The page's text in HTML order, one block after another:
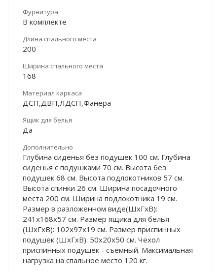
Фурнитура
В комплекте
Длина спального места
200
Ширина спального места
168
Материал каркаса
ДСП,ДВП,ЛДСП,Фанера
Ящик для белья
Да
Дополнительно
Глубина сиденья без подушек 100 см. Глубина
сиденья с подушками 70 см. Высота без
подушек 68 см. Высота подлокотников 57 см.
Высота спинки 26 см. Ширина посадочного
места 200 см. Ширина подлокотника 19 см.
Размер в разложенном виде(ШхГхВ):
241х168х57 см. Размер ящика для белья
(ШхГхВ): 102х97х19 см. Размер приспинных
подушек (ШхГхВ): 50х20х50 см. Чехол
приспинных подушек - съемный. Максимальная
нагрузка на спальное место 120 кг.